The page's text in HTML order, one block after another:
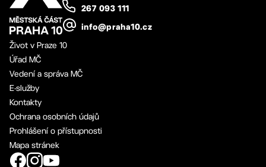
267 093 111
info@praha10.cz
Život v Praze 10
Úřad MČ
Vedení a správa MČ
E-služby
Kontakty
Ochrana osobních údajů
Prohlášení o přístupnosti
Mapa stránek